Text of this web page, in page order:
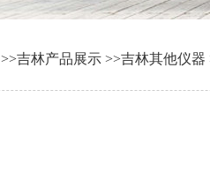
>>吉林产品展示 >>吉林其他仪器